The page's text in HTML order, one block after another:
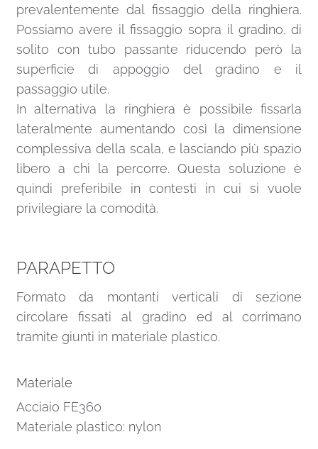
prevalentemente dal fissaggio della ringhiera.
Possiamo avere il fissaggio sopra il gradino, di
solito con tubo passante riducendo però la
superficie di appoggio del gradino e il
passaggio utile.
In alternativa la ringhiera è possibile fissarla
lateralmente aumentando così la dimensione
complessiva della scala, e lasciando più spazio
libero a chi la percorre. Questa soluzione è
quindi preferibile in contesti in cui si vuole
privilegiare la comodità.
PARAPETTO
Formato da montanti verticali di sezione
circolare fissati al gradino ed al corrimano
tramite giunti in materiale plastico.
Materiale
Acciaio FE360
Materiale plastico: nylon